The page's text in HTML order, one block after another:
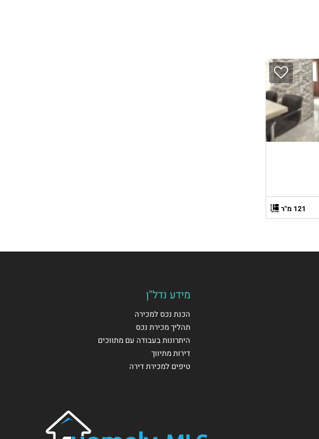
121 מ"ר
מידע נדל"ן
הכנת נכס למכירה
תהליך מכירת נכס
היתרונות בעבודה עם מתווכים
דירות מתיווך
טיפים למכירת דירה